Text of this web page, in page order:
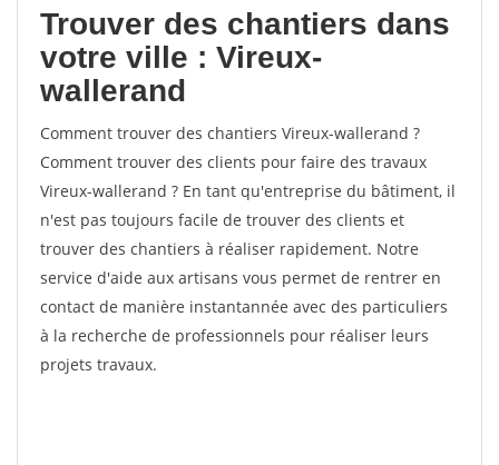
Trouver des chantiers dans
votre ville : Vireux-
wallerand
Comment trouver des chantiers Vireux-wallerand ?
Comment trouver des clients pour faire des travaux
Vireux-wallerand ? En tant qu'entreprise du bâtiment, il
n'est pas toujours facile de trouver des clients et
trouver des chantiers à réaliser rapidement. Notre
service d'aide aux artisans vous permet de rentrer en
contact de manière instantannée avec des particuliers
à la recherche de professionnels pour réaliser leurs
projets travaux.